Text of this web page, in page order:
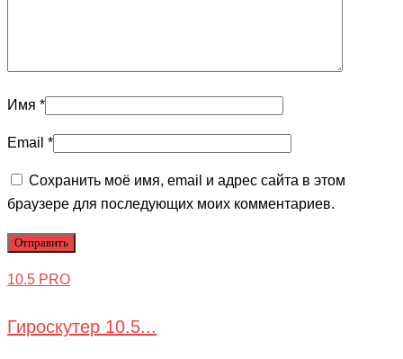
Имя *
Email *
Сохранить моё имя, email и адрес сайта в этом
браузере для последующих моих комментариев.
10.5 PRO
Гироскутер 10.5...